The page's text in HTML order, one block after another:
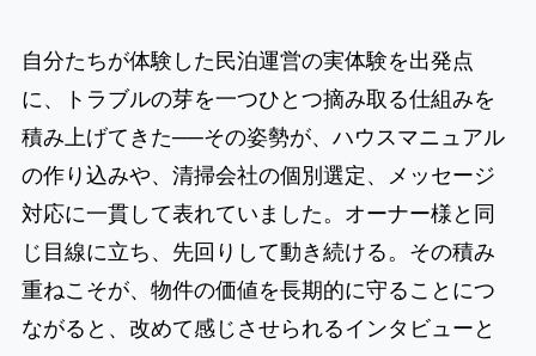
自分たちが体験した民泊運営の実体験を出発点
に、トラブルの芽を一つひとつ摘み取る仕組みを
積み上げてきた──その姿勢が、ハウスマニュアル
の作り込みや、清掃会社の個別選定、メッセージ
対応に一貫して表れていました。オーナー様と同
じ目線に立ち、先回りして動き続ける。その積み
重ねこそが、物件の価値を長期的に守ることにつ
ながると、改めて感じさせられるインタビューと